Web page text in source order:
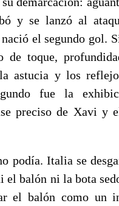
y se lanzó al
el segundo gol.
de toque,
astucia y los
fue la
preciso de Xavi y
podía. Italia se
el balón ni la bota
el balón como un